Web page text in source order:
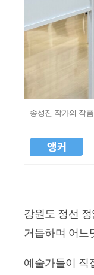
송성진 작가의 작
강원도 정선
거듭하며 어느
예술가들이 직